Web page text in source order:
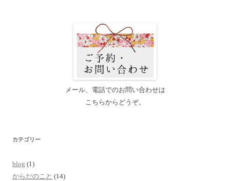
メール、電話でのお問い合わせは
こちらからどうぞ。
カテゴリー
blog (1)
からだのこと (14)